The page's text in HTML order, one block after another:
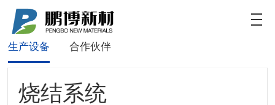
鹏博新材
致力于为客户提供新能源电池更加定制化和高效的
数值 关于我们 产品特点
生产设备 合作伙伴
烧结系统